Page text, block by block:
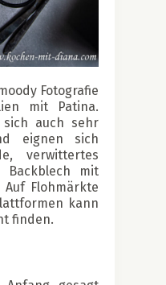
Fotografie
mit Patina.
auch sehr
eignen sich
verwittertes
Backblech mit
Flohmärkte
kann
finden.